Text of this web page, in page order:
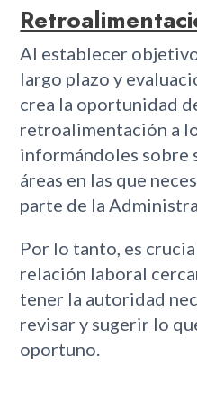
Al establecer
largo plazo y
crea la oportunidad
retroalimentación a
informándoles sobre
áreas en las que
parte de la
Por lo tanto, es
relación laboral
tener la autoridad
revisar y sugerir lo
oportuno.